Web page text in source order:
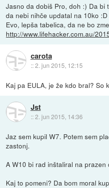
Jasno da dobiš Pro, doh :) Da bi
da nebi nihče updatal na 10ko :D
Evo, lepša tabelica, da ne bo
http://www.lifehacker.com.au/
carota
::2. jun 2015, 12:15
Kaj pa EULA, je že kdo bral? So
Jst
::2. jun 2015, 14:36
Jaz sem kupil W7. Potem sem
zastonj.
A W10 bi rad inštaliral na prazen
Kaj to pomeni? Da bom moral